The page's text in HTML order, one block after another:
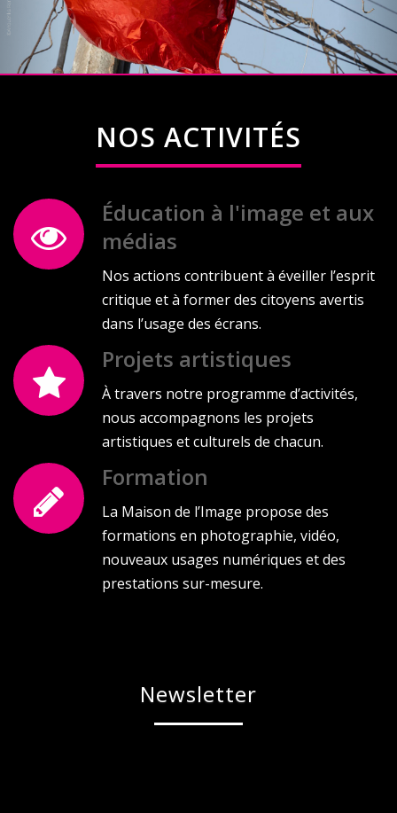
NOS ACTIVITÉS
Éducation à l'image et aux
médias
Nos actions contribuent à éveiller l’esprit
critique et à former des citoyens avertis
dans l’usage des écrans.
Projets artistiques
À travers notre programme d’activités,
nous accompagnons les projets
artistiques et culturels de chacun.
Formation
La Maison de l’Image propose des
formations en photographie, vidéo,
nouveaux usages numériques et des
prestations sur-mesure.
Newsletter